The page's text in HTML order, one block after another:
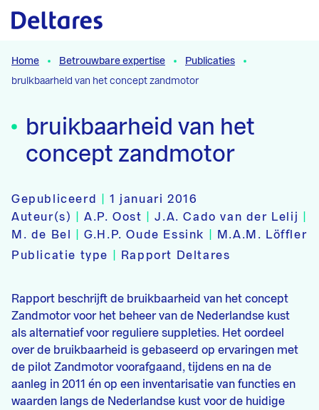
Naar hoofdcontent
Home Betrouwbare expertise
Publicaties
bruikbaarheid van het concept zandmotor
bruikbaarheid van het
concept zandmotor
Gepubliceerd |1 januari 2016
Auteur(s)
|A.P. Oost |J.A. Cado van der Lelij
M. de Bel
|G.H.P. Oude Essink
M.A.M. Löffler
Publicatie type
Rapport Deltares
Rapport beschrijft de bruikbaarheid van het concept
Zandmotor voor het beheer van de Nederlandse kust
als alternatief voor reguliere suppleties. Het oordeel
over de bruikbaarheid is gebaseerd op ervaringen met
de pilot Zandmotor voorafgaand, tijdens en na de
aanleg in 2011 én op een inventarisatie van functies en
waarden langs de Nederlandse kust voor de huidige